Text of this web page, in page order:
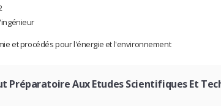
et procédés pour l'énergie et l'environnement
Préparatoire Aux Etudes Scientifiques Et